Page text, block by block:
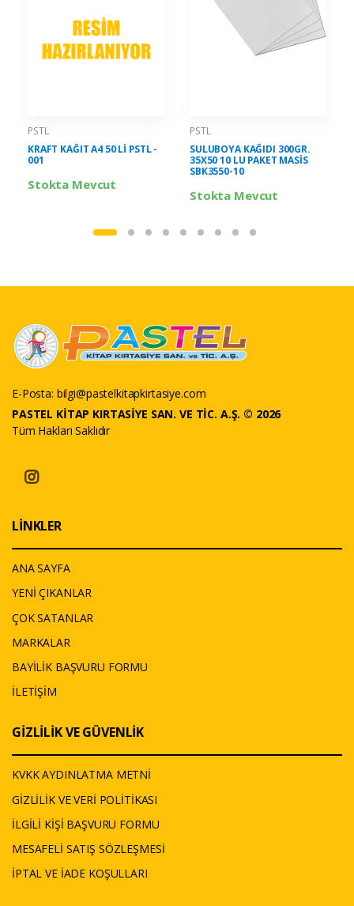
PSTL
KRAFT KAĞIT A4 50 Lİ PSTL -
001
Stokta Mevcut
PSTL
SULUBOYA KAĞIDI 300GR.
35X50 10 LU PAKET MASİS
SBK3550-10
Stokta Mevcut
E-Posta: bilgi@pastelkitapkirtasiye.com
PASTEL KİTAP KIRTASİYE SAN. VE TİC. A.Ş. © 2026
Tüm Hakları Saklıdır
LİNKLER
ANA SAYFA
YENİ ÇIKANLAR
ÇOK SATANLAR
MARKALAR
BAYİLİK BAŞVURU FORMU
İLETİŞİM
GİZLİLİK VE GÜVENLİK
KVKK AYDINLATMA METNİ
GİZLİLİK VE VERİ POLİTİKASI
İLGİLİ KİŞİ BAŞVURU FORMU
MESAFELİ SATIŞ SÖZLEŞMESİ
İPTAL VE İADE KOŞULLARI